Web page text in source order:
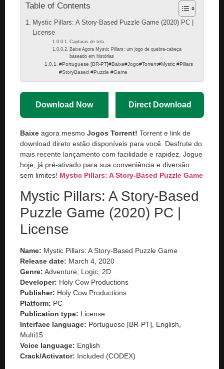
Table of Contents
Mystic Pillars: A Story-Based Puzzle Game (2020) PC |
License
Capturas de tela
Baixe Agora Mystic Pillars: um jogo de quebra-cabeça
baseado em histórias
#Portuguese [BR-PT]#Baixe#Jogo#Torrent#Mystic #Pillars
#StoryBased #Puzzle #Game
Download Now Direct Download
Baixe agora mesmo Jogos Torrent! Torrent e link de
download direto estão disponíveis para você. Desfrute do
mais recente lançamento com facilidade e rapidez. Jogue
hoje, já pré-ativado para sua conveniência e diversão
sem limites! Mystic Pillars: A Story-Based Puzzle Game
Mystic Pillars: A Story-Based
Puzzle Game (2020) PC |
License
Name: Mystic Pillars: A Story-Based Puzzle Game
Release date: March 4, 2020
Genre: Adventure, Logic, 2D
Developer: Holy Cow Productions
Publisher: Holy Cow Productions
Platform: PC
Publication type: License
Interface language: Portuguese [BR-PT], English,
Multi15
Voice language: English
Crack/Activator: Included (CODEX)